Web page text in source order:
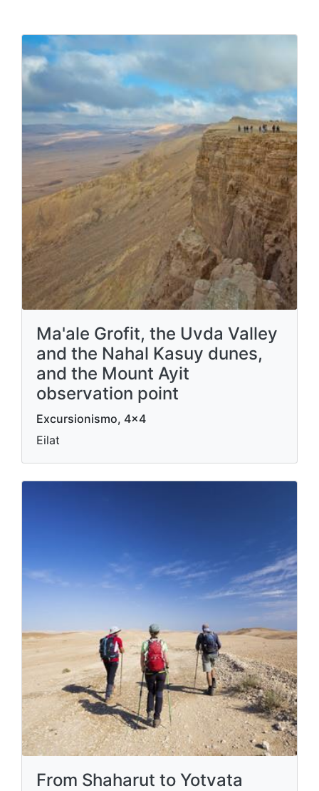
Ma'ale Grofit, the Uvda Valley
and the Nahal Kasuy dunes,
and the Mount Ayit
observation point
Excursionismo, 4x4
Eilat
From Shaharut to Yotvata